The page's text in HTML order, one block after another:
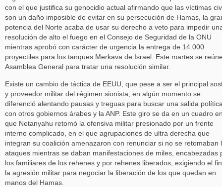
con el que justifica su genocidio actual afirmando que las víctimas
son un daño imposible de evitar en su persecución de Hamas, la
potencia del Norte acaba de usar su derecho a veto para impedir
resolución de alto el fuego en el Consejo de Seguridad de la ONU
mientras aprobó con carácter de urgencia la entrega de 14.000
proyectiles para los tanques Merkava de Israel. Este martes se
Asamblea General para tratar una resolución similar.
Existe un cambio de táctica de EEUU, que pese a ser el principal
y proveedor militar del régimen sionista, en algún momento se
diferenció alentando pausas y treguas para buscar una salida
con otros gobiernos árabes y la ANP. Este giro se da en un cuadro
que Netanyahu retomó la ofensiva militar presionado por un frente
interno complicado, en el que agrupaciones de ultra derecha que
integran su coalición amenazaron con renunciar si no se retomaban
ataques mientras se daban manifestaciones de miles, encabezadas
los familiares de los rehenes y por rehenes liberados, exigiendo el
la agresión militar para negociar la liberación de los que quedan en
manos del Hamas.